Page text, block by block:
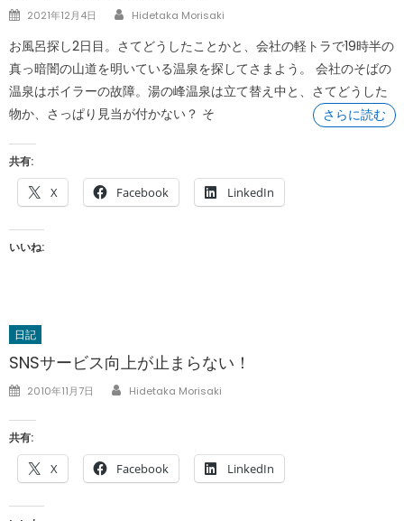
Posted
2021年12月4日 Author
Hidetaka Morisaki
お風呂探し2日目。さてどうしたことかと、会社の軽トラで19時半の
真っ暗闇の山道を明いている温泉を探してさまよう。 会社のそばの
温泉はボイラーの故障。湯の峰温泉は立て替え中と、さてどうした
物か、さっぱり見当が付かない？ そ
さらに読む
共有:
X Facebook LinkedIn
いいね:
日記
SNSサービス向上が止まらない！
Posted
2010年11月7日 Author
Hidetaka Morisaki
共有:
X Facebook LinkedIn